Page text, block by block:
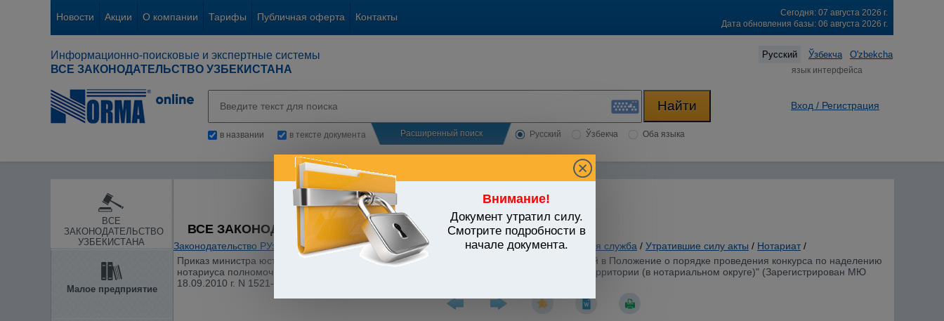
Новости Акции О компании Тарифы Публичная оферта Контакты
Сегодня: 07 августа 2026 г.
Дата обновления базы: 06 августа 2026 г.
Информационно-поисковые и экспертные системы
ВСЕ ЗАКОНОДАТЕЛЬСТВО УЗБЕКИСТАНА
Русский Ўзбекча O'zbekcha
язык интерфейса
в названии в тексте документа Расширенный поиск Русский Ўзбекча Оба языка
Вход / Регистрация
ВСЕ
ЗАКОНОДАТЕЛЬСТВО
УЗБЕКИСТАНА
Малое предприятие
Внимание!
Документ утратил силу.
Смотрите подробности в
начале документа.
ВСЕ ЗАКОНОДАТЕЛЬСТВО УЗБЕКИСТАНА
Законодательство РУз Прокуратура. Органы юстиции. Нотариат. Адвокатура. Юридическая служба / Утратившие силу акты / Нотариат /
Приказ министра юстиции от 18.09.2010 г. N 195-мх "О внесении изменений и дополнений в Положение о порядке проведения конкурса по наделению
нотариуса полномочиями осуществлять нотариальную деятельность на определенной территории (в нотариальном округе)" (Зарегистрирован МЮ
18.09.2010 г. N 1521-2)